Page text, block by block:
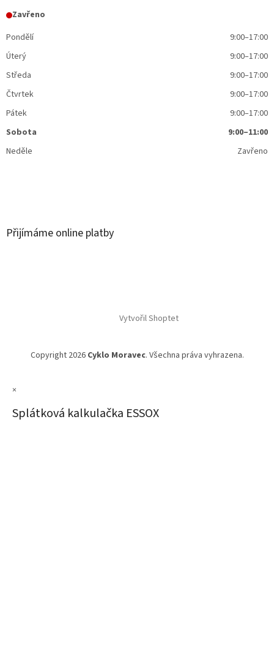
Zavřeno
Pondělí
9:00–17:00
Úterý
9:00–17:00
Středa
9:00–17:00
Čtvrtek
9:00–17:00
Pátek
9:00–17:00
Sobota
9:00–11:00
Neděle
Zavřeno
Přijímáme online platby
Vytvořil Shoptet
Copyright 2026 Cyklo Moravec. Všechna práva vyhrazena.
×
Splátková kalkulačka ESSOX